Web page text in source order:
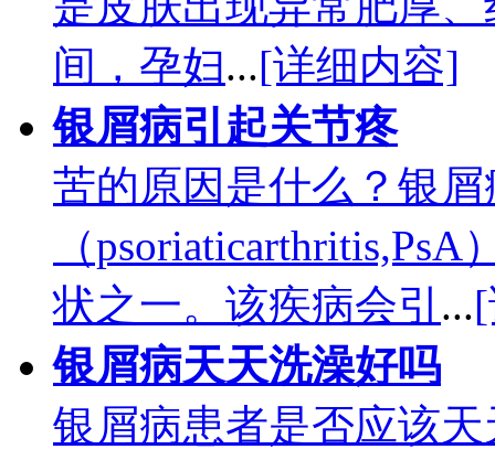
间，孕妇...[详细内容]
银屑病引起关节疼
苦的原因是什么？银
（
状之一。该疾病会引 ...
银屑病天天洗澡好吗
银屑病患者是否应该